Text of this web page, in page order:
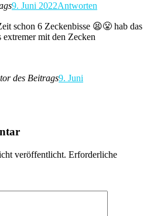
9. Juni 2022Antworten
schon 6 Zeckenbisse 😫😤 hab das
extremer mit den Zecken
des Beitrags9. Juni
veröffentlicht. Erforderliche